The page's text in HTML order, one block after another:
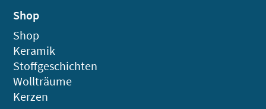
Shop
Shop
Keramik
Stoffgeschichten
Wollträume
Kerzen